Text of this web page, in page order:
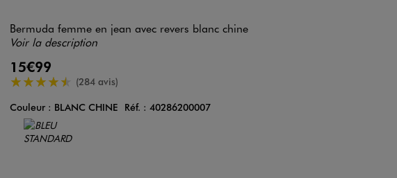
Bermuda femme en jean avec revers blanc chine
Voir la description
15€99
4.5/5 de moyenne
(284 avis)
Couleur
Couleur : BLANC CHINE Réf. : 40286200007
Choisissez votre Couleur